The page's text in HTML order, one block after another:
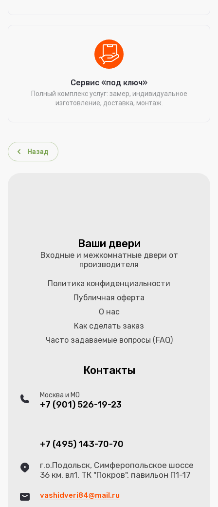
Сервис «под ключ»
Полный комплекс услуг: замер, индивидуальное
изготовление, доставка, монтаж.
Назад
Ваши двери
Входные и межкомнатные двери от
производителя
Политика конфиденциальности
Публичная оферта
О нас
Как сделать заказ
Часто задаваемые вопросы (FAQ)
Контакты
Москва и МО
+7 (901) 526-19-23
+7 (495) 143-70-70
г.о.Подольск, Симферопольское шоссе
36 км, вл1, ТК "Покров", павильон П1-17
vashidveri84@mail.ru